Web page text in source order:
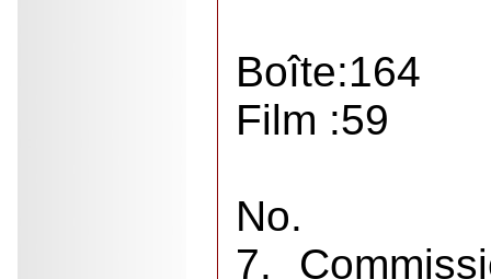
Boîte:164
Film :59
No.
7.